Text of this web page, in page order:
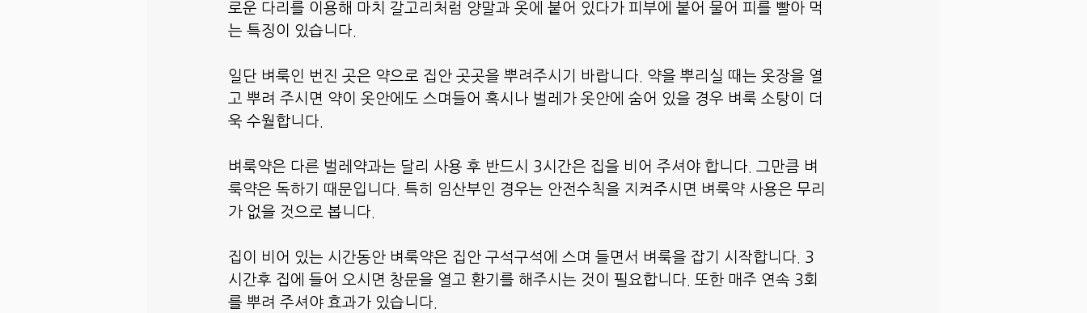
로운 다리를 이용해 마치 갈고리처럼 양말과 옷에 붙어 있다가 피부에 붙어 물어 피를 빨아 먹
는 특징이 있습니다.
일단 벼룩인 번진 곳은 약으로 집안 곳곳을 뿌려주시기 바랍니다. 약을 뿌리실 때는 옷장을 열
고 뿌려 주시면 약이 옷안에도 스며들어 혹시나 벌레가 옷안에 숨어 있을 경우 벼룩 소탕이 더
욱 수월합니다.
벼룩약은 다른 벌레약과는 달리 사용 후 반드시 3시간은 집을 비어 주셔야 합니다. 그만큼 벼
룩약은 독하기 때문입니다. 특히 임산부인 경우는 안전수칙을 지켜주시면 벼룩약 사용은 무리
가 없을 것으로 봅니다.
집이 비어 있는 시간동안 벼룩약은 집안 구석구석에 스며 들면서 벼룩을 잡기 시작합니다. 3
시간후 집에 들어 오시면 창문을 열고 환기를 해주시는 것이 필요합니다. 또한 매주 연속 3회
를 뿌려 주셔야 효과가 있습니다.